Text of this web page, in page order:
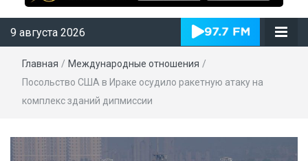
9 августа 2026
Главная / Международные отношения /
Посольство США в Ираке осудило ракетную атаку на
комплекс зданий дипмиссии